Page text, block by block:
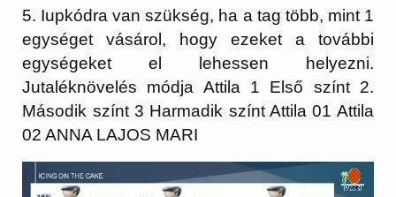
5. Iupkódra van szükség, ha a tag több, mint 1
egységet vásárol, hogy ezeket a további
egységeket el lehessen helyezni.
Jutaléknövelés módja Attila 1 Első színt 2.
Második színt 3 Harmadik színt Attila 01 Attila
02 ANNA LAJOS MARI